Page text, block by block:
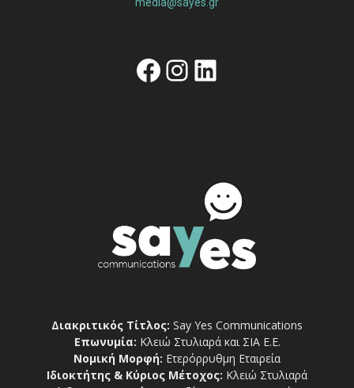
media@sayes.gr
Facebook
Instagram
Linkedin
Διακριτικός Τίτλος: Say Yes Communications
Επωνυμία: Κλειώ Στυλιαρά και ΣΙΑ Ε.Ε.
Νομική Μορφή: Ετερόρρυθμη Εταιρεία
Ιδιοκτήτης & Κύριος Μέτοχος: Κλειώ Στυλιαρά